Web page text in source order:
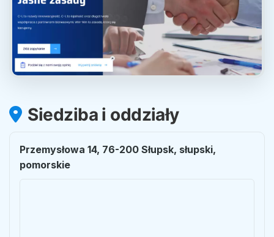
Siedziba i oddziały
Przemysłowa 14, 76-200 Słupsk, słupski,
pomorskie